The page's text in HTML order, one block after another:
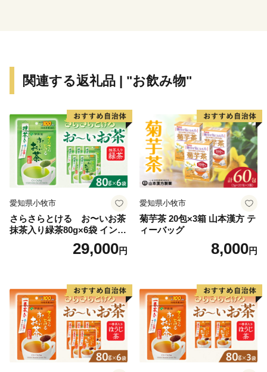
関連する返礼品 | "お飲み物"
愛知県小牧市
さらさらとける お〜いお茶
抹茶入り緑茶80g×6袋 インス
タント緑茶 粉末緑茶 粉末茶
おーいお茶 粉末緑茶29,000円
愛知県小牧市
菊芋茶 20包×3箱 山本漢方 テ
ィーバッグ
8,000円